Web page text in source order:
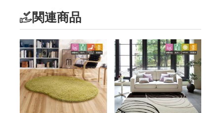
関連商品